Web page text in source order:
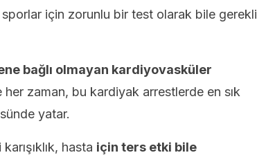
için zorunlu bir test olarak bile gerekli
bağlı olmayan kardiyovasküler
her zaman, bu kardiyak arrestlerde en sık
yatar.
hasta için ters etki bile